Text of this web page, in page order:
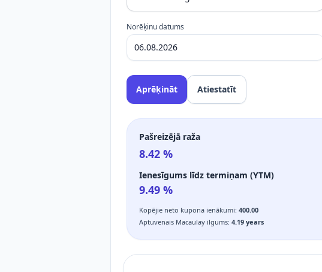
Norēķinu datums
Aprēķināt Atiestatīt
Pašreizējā raža
8.42 %
Ienesīgums līdz termiņam (YTM)
9.49 %
Kopējie neto kupona ienākumi: 400.00
Aptuvenais Macaulay ilgums: 4.19 years